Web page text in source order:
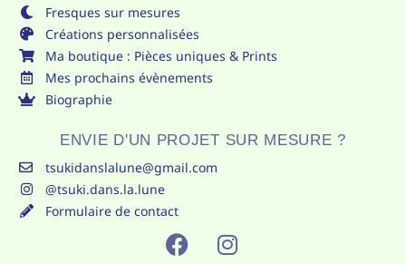
Fresques sur mesures
Créations personnalisées
Ma boutique : Pièces uniques & Prints
Mes prochains évènements
Biographie
ENVIE D'UN PROJET SUR MESURE ?
tsukidanslalune@gmail.com
@tsuki.dans.la.lune
Formulaire de contact
F
I